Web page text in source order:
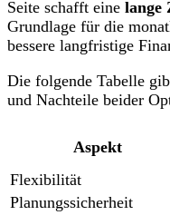
Seite schafft eine lange
Grundlage für die
bessere langfristige
Die folgende Tabelle
und Nachteile beider
Aspekt
Flexibilität
Planungssicherheit